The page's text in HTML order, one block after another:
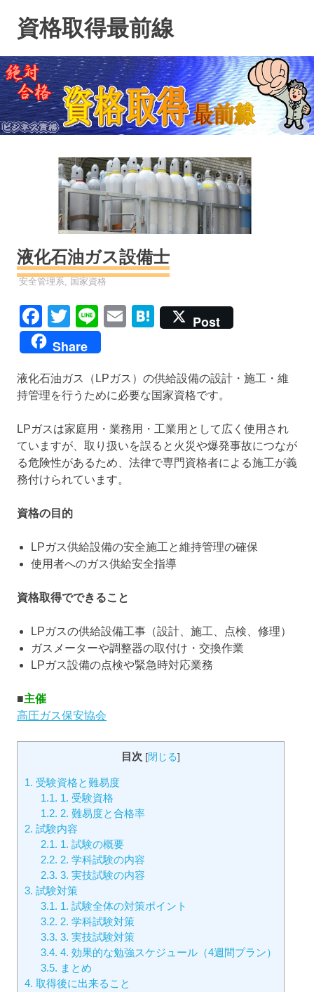
ン
ツ
へ
ス
キ
資格取得最前線
液化石油ガス設備士
資格
安全管理系 国家資格
Facebook
Twitter
LineEmailHatena
Post
Share
液化石油ガス（LPガス）の供給設備の設計・施工・維
持管理を行うために必要な国家資格です。
LPガスは家庭用・業務用・工業用として広く使用され
ていますが、取り扱いを誤ると火災や爆発事故につなが
る危険性があるため、法律で専門資格者による施工が義
務付けられています。
資格の目的
LPガス供給設備の安全施工と維持管理の確保
使用者へのガス供給安全指導
資格取得でできること
LPガスの供給設備工事（設計、施工、点検、修理）
ガスメーターや調整器の取付け・交換作業
LPガス設備の点検や緊急時対応業務
■主催
高圧ガス保安協会
目次 [閉じる]
1. 受験資格と難易度
1.1. 1. 受験資格
1.2. 2. 難易度と合格率
2. 試験内容
2.1. 1. 試験の概要
2.2. 2. 学科試験の内容
2.3. 3. 実技試験の内容
3. 試験対策
3.1. 1. 試験全体の対策ポイント
3.2. 2. 学科試験対策
3.3. 3. 実技試験対策
3.4. 4. 効果的な勉強スケジュール（4週間プラン）
3.5. まとめ
4. 取得後に出来ること